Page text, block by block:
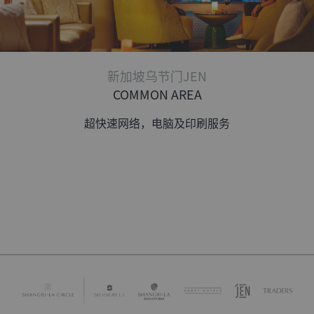
新加坡乌节门JEN
COMMON AREA
超快速网络，电脑及印刷服务